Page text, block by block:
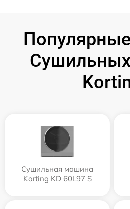
Сушильная машина
Korting KD 60L97 S